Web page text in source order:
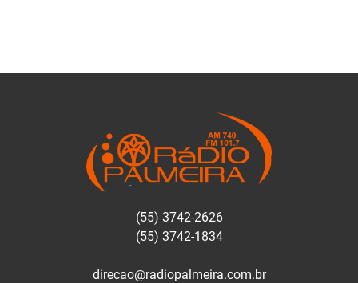
(55) 3742-2626
(55) 3742-1834
direcao@radiopalmeira.com.br